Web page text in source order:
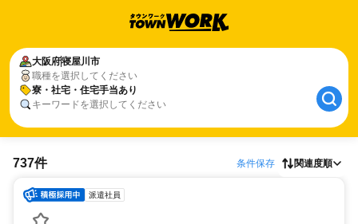
大阪府寝屋川市
職種を選択してください
寮・社宅・住宅手当あり
キーワードを選択してください
737件 条件保存 関連度順
派遣社員